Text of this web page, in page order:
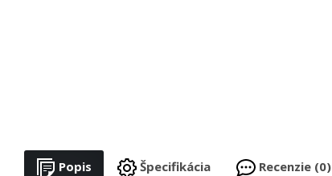
Popis Špecifikácia Recenzie (0)